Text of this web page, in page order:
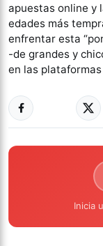
apuestas online y
edades más
enfrentar esta
-de grandes y
en las
Inicia